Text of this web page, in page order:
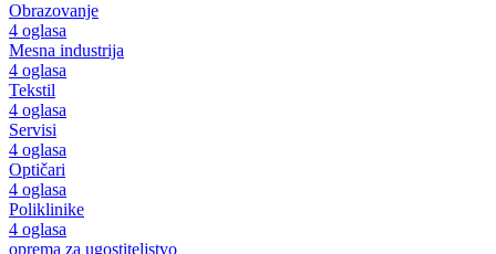
Obrazovanje
4 oglasa
Mesna industrija
4 oglasa
Tekstil
4 oglasa
Servisi
4 oglasa
Optičari
4 oglasa
Poliklinike
4 oglasa
oprema za ugostiteljstvo